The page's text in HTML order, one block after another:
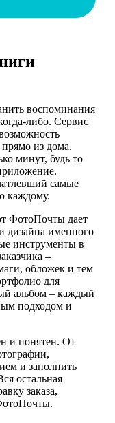
воспоминания
либо. Сервис
из дома.
минут, будь то
самые
каждому.
ФотоПочты дает
дизайна именного
инструменты в
–
обложек и тем
для
альбом – каждый
подходом и
и понятен. От
и заполнить
остальная
заказа,